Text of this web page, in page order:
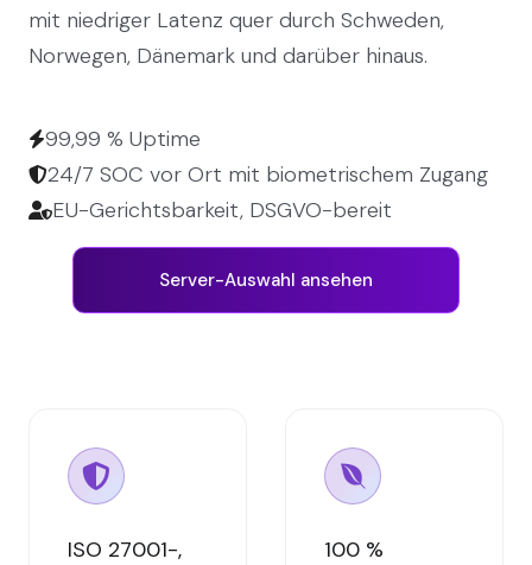
mit niedriger Latenz quer durch Schweden,
Norwegen, Dänemark und darüber hinaus.
99,99 % Uptime
24/7 SOC vor Ort mit biometrischem Zugang
EU-Gerichtsbarkeit, DSGVO-bereit
Server-Auswahl ansehen
ISO 27001-,
100 %